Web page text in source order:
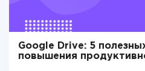
Google Drive: 5
повышения